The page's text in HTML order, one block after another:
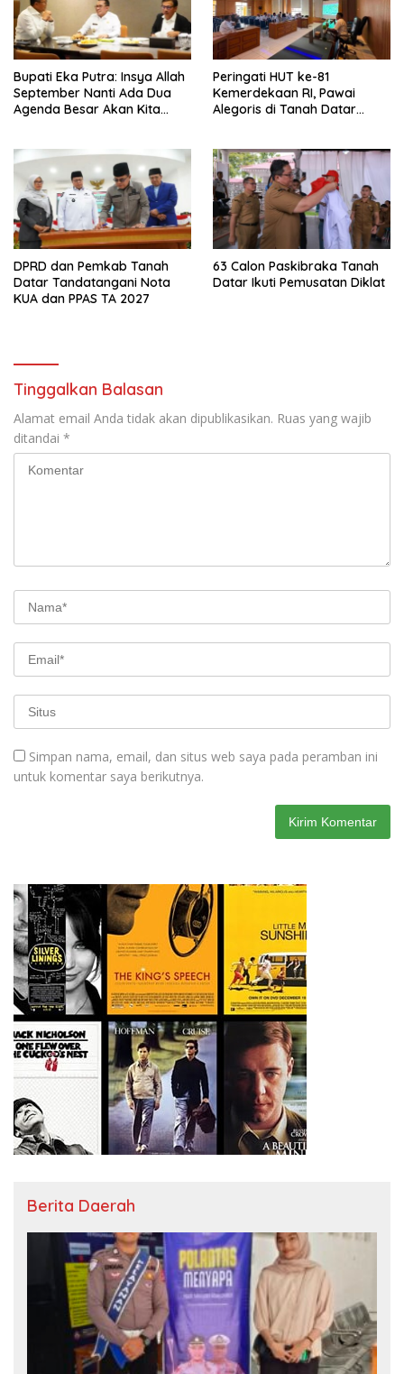
Bupati Eka Putra: Insya Allah
September Nanti Ada Dua
Agenda Besar Akan Kita
Peringati HUT ke-81
Kemerdekaan RI, Pawai
Alegoris di Tanah Datar
DPRD dan Pemkab Tanah
Datar Tandatangani Nota
KUA dan PPAS TA 2027
63 Calon Paskibraka Tanah
Datar Ikuti Pemusatan Diklat
Tinggalkan Balasan
Alamat email Anda tidak akan dipublikasikan. Ruas yang wajib
ditandai *
Simpan nama, email, dan situs web saya pada peramban ini
untuk komentar saya berikutnya.
Berita Daerah